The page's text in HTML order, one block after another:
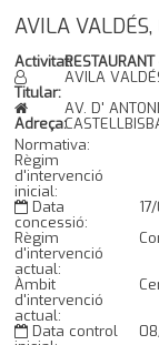
AVILA VALDÉS,
Activitat:
Titular:
AVILA
Adreça:
AV. D'
Normativa:
Règim
d'intervenció
inicial:
Data
concessió:
Règim
d'intervenció
actual:
Àmbit
d'intervenció
actual:
Data control